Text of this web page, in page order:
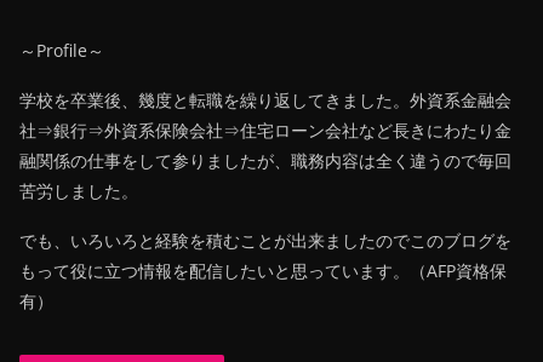
～Profile～
学校を卒業後、幾度と転職を繰り返してきました。外資系金融会
社⇒銀行⇒外資系保険会社⇒住宅ローン会社など長きにわたり金
融関係の仕事をして参りましたが、職務内容は全く違うので毎回
苦労しました。
でも、いろいろと経験を積むことが出来ましたのでこのブログを
もって役に立つ情報を配信したいと思っています。（AFP資格保
有）